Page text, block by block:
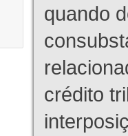
quando
crédito